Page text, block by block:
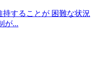
することが 困難な状況
が...